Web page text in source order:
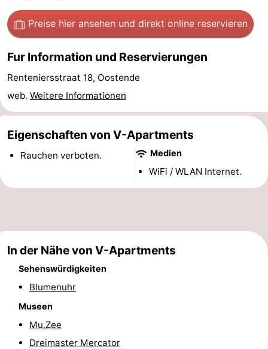
Frühstück)
Strand
Sehen
&
tun
-
Museen
-
Denkmäler
-
Aussichtspunkte
Attraktionen
Rundfahrten
-
Spielplätze
Spielplätze
Bowling
Preise hier ansehen und direkt online reservieren
Fur Information und Reservierungen
Renteniersstraat 18, Oostende
web. Weitere Informationen
Eigenschaften von V-Apartments
Rauchen verboten. Medien
WiFi / WLAN Internet.
In der Nähe von V-Apartments
Sehenswürdigkeiten
Blumenuhr
Museen
Mu.Zee
Dreimaster Mercator